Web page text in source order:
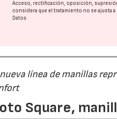
Acceso, rectificación, oposición,
considera que el tratamiento no se ajusta
Datos
línea de manillas
Square,